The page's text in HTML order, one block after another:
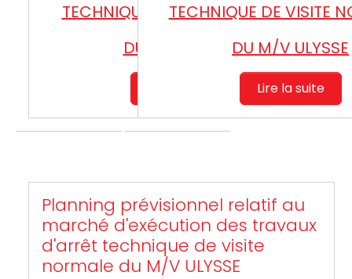
TECHNIQUE DE VISITE SPECIALE
DU M/V ELYSSA
TECHNIQUE DE VISITE
DU M/V ULYSSE
Lire la suite
Planning prévisionnel relatif au
marché d'exécution des travaux
d'arrêt technique de visite
normale du M/V ULYSSE